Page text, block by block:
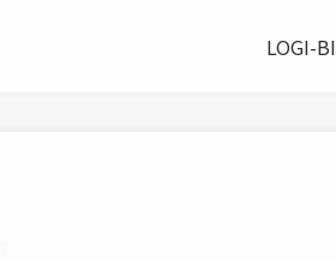
LOGI-